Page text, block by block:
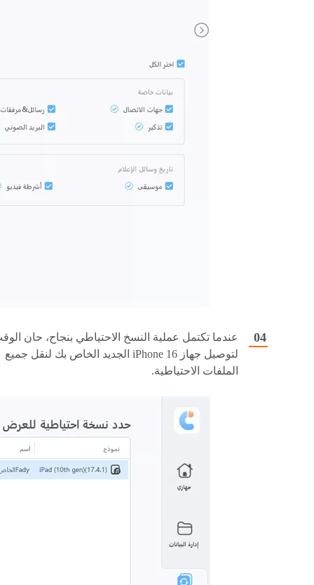
عندما تكتمل عملية النسخ الاحتياطي بنجاح، حان
لتوصيل جهاز iPhone 16 الجديد الخاص بك لنقل جميع
الملفات الاحتياطية.